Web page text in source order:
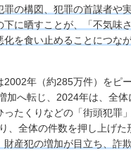
罪の構図、犯罪の首謀者や
下に晒すことが、「不気味
化を食い止めることにつな
2002年（約285万件）をピ
加へ転じ、2024年は、全
ったくりなどの「街頭犯罪
、全体の件数を押し上げた
財産犯の増加が目立ち、詐